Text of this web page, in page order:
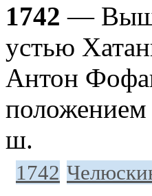
1742 —
устью
Антон
положением
ш.
1742